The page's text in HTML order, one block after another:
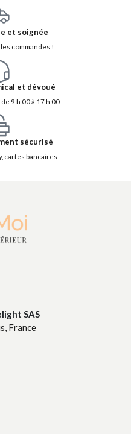
et soignée
commandes !
et dévoué
9 h 00 à 17 h 00
sécurisé
cartes bancaires
SAS
France